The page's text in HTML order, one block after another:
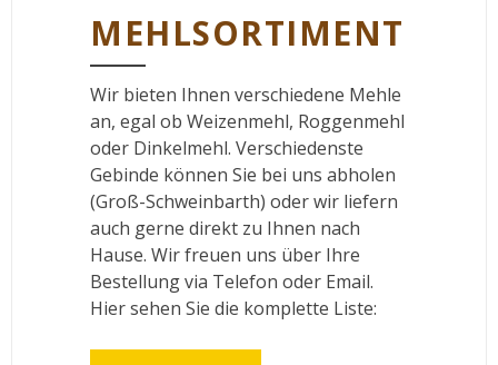
MEHLSORTIMENT
Wir bieten Ihnen verschiedene Mehle
an, egal ob Weizenmehl, Roggenmehl
oder Dinkelmehl. Verschiedenste
Gebinde können Sie bei uns abholen
(Groß-Schweinbarth) oder wir liefern
auch gerne direkt zu Ihnen nach
Hause. Wir freuen uns über Ihre
Bestellung via Telefon oder Email.
Hier sehen Sie die komplette Liste: